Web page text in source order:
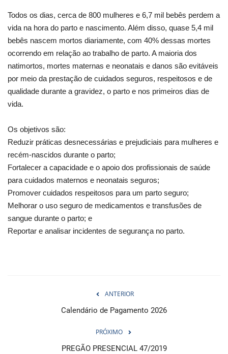
Todos os dias, cerca de 800 mulheres e 6,7 mil bebês perdem a
vida na hora do parto e nascimento. Além disso, quase 5,4 mil
bebês nascem mortos diariamente, com 40% dessas mortes
ocorrendo em relação ao trabalho de parto. A maioria dos
natimortos, mortes maternas e neonatais e danos são evitáveis
por meio da prestação de cuidados seguros, respeitosos e de
qualidade durante a gravidez, o parto e nos primeiros dias de
vida.
Os objetivos são:
Reduzir práticas desnecessárias e prejudiciais para mulheres e
recém-nascidos durante o parto;
Fortalecer a capacidade e o apoio dos profissionais de saúde
para cuidados maternos e neonatais seguros;
Promover cuidados respeitosos para um parto seguro;
Melhorar o uso seguro de medicamentos e transfusões de
sangue durante o parto; e
Reportar e analisar incidentes de segurança no parto.
ANTERIOR
Calendário de Pagamento 2026
PRÓXIMO
PREGÃO PRESENCIAL 47/2019